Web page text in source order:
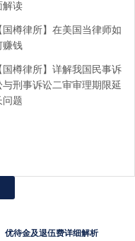
解读
国樽律所】在美国当律师如
赚钱
国樽律所】详解我国民事诉
与刑事诉讼二审审理期限延
问题
优待金及退伍费详细解析